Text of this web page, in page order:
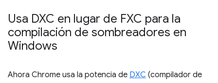
Usa DXC en lugar de FXC para la
compilación de sombreadores en
Windows
Ahora Chrome usa la potencia de DXC (compilador de